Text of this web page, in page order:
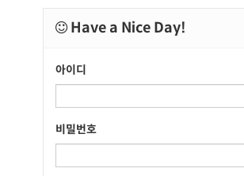
Have a Nice Day!
아이디
비밀번호